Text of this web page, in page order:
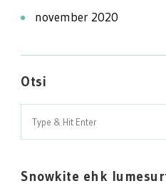
november 2020
Otsi
Search
for:
Snowkite ehk